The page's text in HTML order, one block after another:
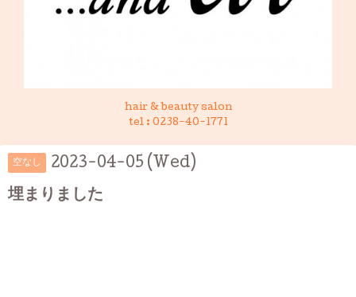
hair & beauty salon
tel : 0238-40-1771
空なし 2023-04-05 (Wed)
埋まりました